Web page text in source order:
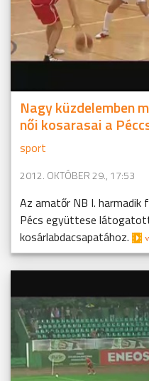
Nagy küzdelemben
női kosarasai a
sport
2012. OKTÓBER 29., 17:53
Az amatőr NB I. harmadik
Pécs együttese látogatott
kosárlabdacsapatához.